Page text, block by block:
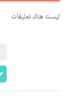
ليست هناك تعليقات